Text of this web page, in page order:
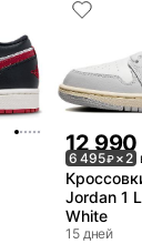
12 990
6 495₽× 2
Jordan 1
White
15 дней